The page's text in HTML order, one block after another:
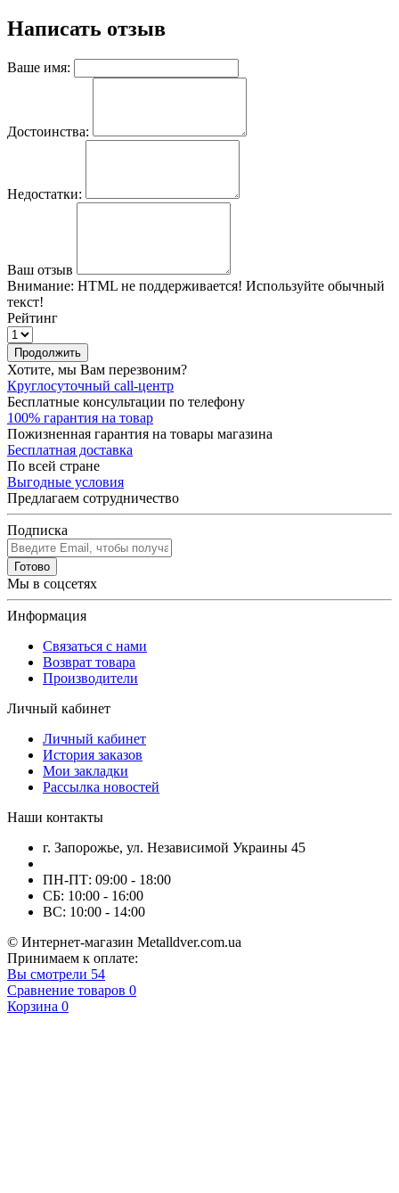
Написать отзыв
Ваше имя:
Достоинства:
Недостатки:
Ваш отзыв
Внимание: HTML не поддерживается! Используйте обычный
текст!
Рейтинг
Продолжить
Хотите, мы Вам перезвоним?
Круглосуточный call-центр
Бесплатные консультации по телефону
100% гарантия на товар
Пожизненная гарантия на товары магазина
Бесплатная доставка
По всей стране
Выгодные условия
Предлагаем сотрудничество
Подписка
Готово
Мы в соцсетях
Информация
Связаться с нами
Возврат товара
Производители
Личный кабинет
Личный кабинет
История заказов
Мои закладки
Рассылка новостей
Наши контакты
г. Запорожье, ул. Независимой Украины 45
ПН-ПТ: 09:00 - 18:00
СБ: 10:00 - 16:00
ВС: 10:00 - 14:00
© Интернет-магазин Metalldver.com.ua
Принимаем к оплате:
Вы смотрели 54
Сравнение товаров 0
Корзина 0